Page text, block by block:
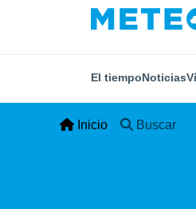
El tiempoNoticias
Inicio Buscar